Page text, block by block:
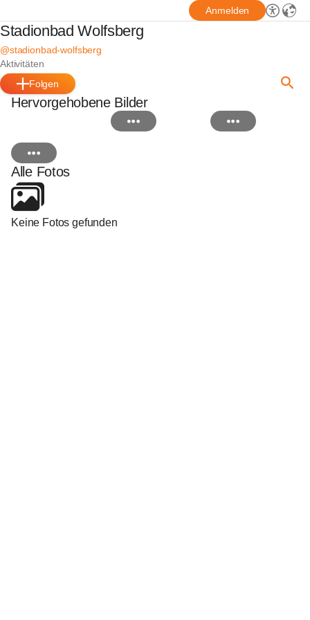
Anmelden
Stadionbad Wolfsberg
@stadionbad-wolfsberg
Aktivitäten
Folgen
Hervorgehobene Bilder
Alle Fotos
Keine Fotos gefunden